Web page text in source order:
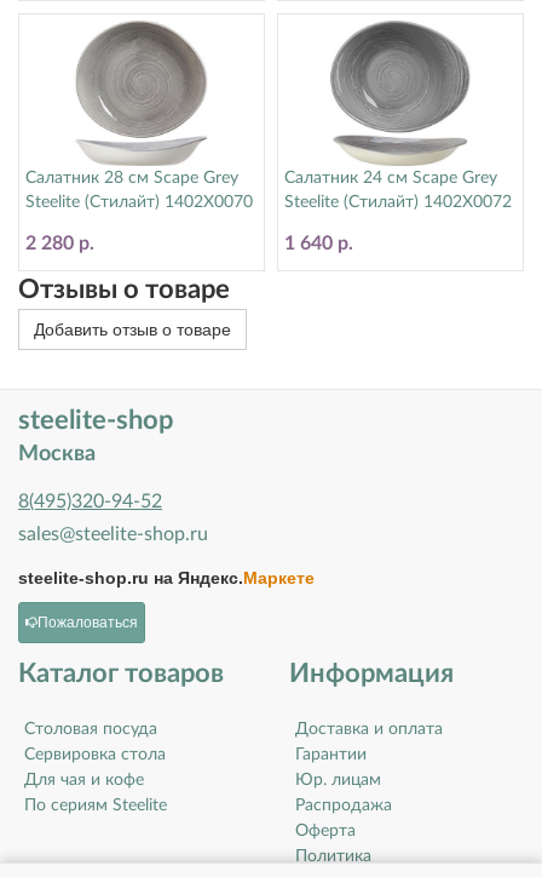
Салатник 28 см Scape Grey
Steelite (Стилайт) 1402X0070
2 280 р.
Салатник 24 см Scape Grey
Steelite (Стилайт) 1402X0072
1 640 р.
Отзывы о товаре
Добавить отзыв о товаре
steelite-shop
Москва
8(495)320-94-52
sales@steelite-shop.ru
steelite-shop.ru на Яндекс.Маркете
Пожаловаться
Каталог товаров
Столовая посуда
Сервировка стола
Для чая и кофе
По сериям Steelite
Информация
Доставка и оплата
Гарантии
Юр. лицам
Распродажа
Оферта
Политика